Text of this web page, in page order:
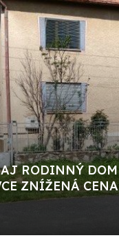
RODINNÝ DOM
ZNÍŽENÁ CENA